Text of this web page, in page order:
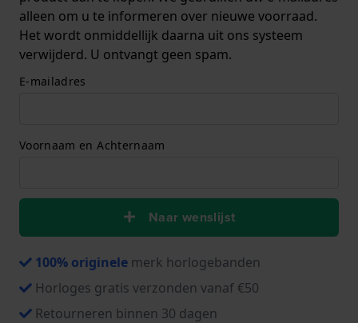
alleen om u te informeren over nieuwe voorraad.
Het wordt onmiddellijk daarna uit ons systeem
verwijderd. U ontvangt geen spam.
E-mailadres
Voornaam en Achternaam
Naar wenslijst
100% originele merk horlogebanden
Horloges gratis verzonden vanaf €50
Retourneren binnen 30 dagen